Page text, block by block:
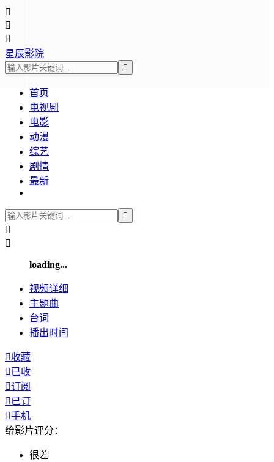



星辰影院

首页
电视剧
电影
动漫
综艺
剧情
最新



loading...
视频详细
主题曲
台词
播出时间
收藏
已收
订阅
已订
手机
给影片评分：
很差